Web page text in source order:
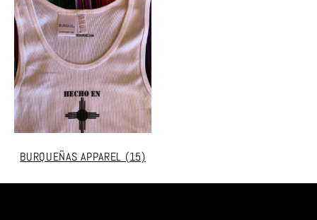
BURQUEÑAS APPAREL (15)